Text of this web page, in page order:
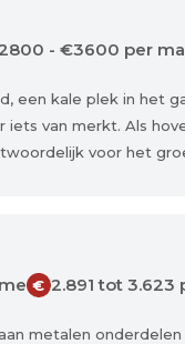
- €3600 per
een kale plek in het
van merkt. Als
voor het
€ 2.891 tot 3.623
metalen